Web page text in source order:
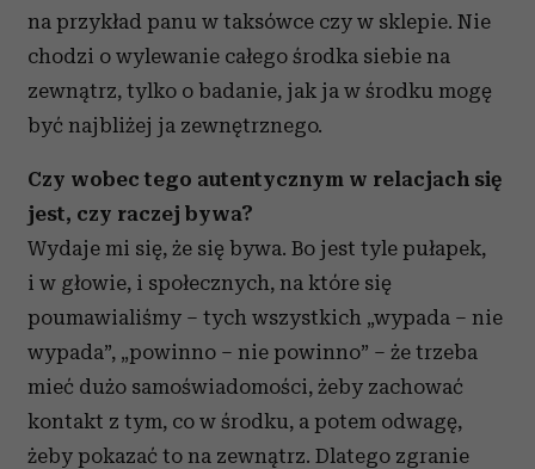
na przykład panu w taksówce czy w sklepie. Nie
chodzi o wylewanie całego środka siebie na
zewnątrz, tylko o badanie, jak ja w środku mogę
być najbliżej ja zewnętrznego.
Czy wobec tego autentycznym w relacjach się
jest, czy raczej bywa?
Wydaje mi się, że się bywa. Bo jest tyle pułapek,
i w głowie, i społecznych, na które się
poumawialiśmy – tych wszystkich „wypada – nie
wypada”, „powinno – nie powinno” – że trzeba
mieć dużo samoświadomości, żeby zachować
kontakt z tym, co w środku, a potem odwagę,
żeby pokazać to na zewnątrz. Dlatego zgranie